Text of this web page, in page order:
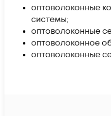
оптоволоконные
системы;
оптоволоконные
оптоволоконное
оптоволоконные